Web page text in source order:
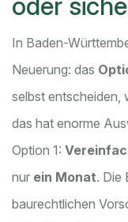
In Baden-
Neuerung: das
selbst entscheiden,
das hat enorme
Option 1:
nur ein Monat. Die
baurechtlichen